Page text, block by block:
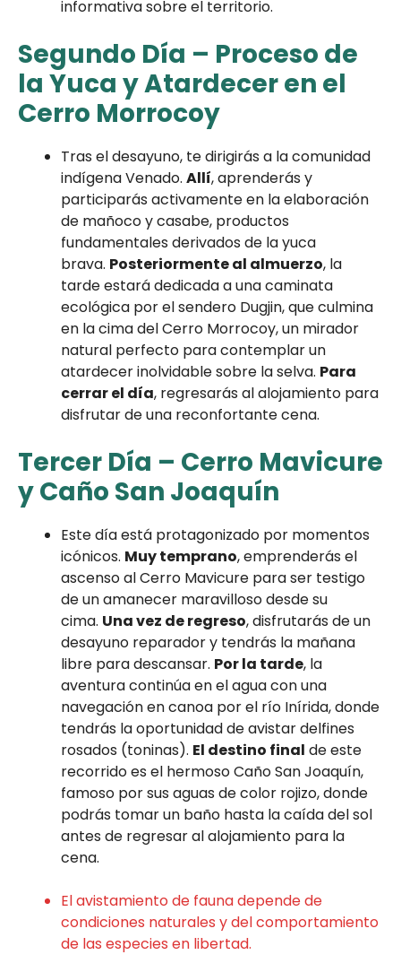
informativa sobre el territorio.
Segundo Día – Proceso de
la Yuca y Atardecer en el
Cerro Morrocoy
Tras el desayuno, te dirigirás a la comunidad
indígena Venado. Allí, aprenderás y
participarás activamente en la elaboración
de mañoco y casabe, productos
fundamentales derivados de la yuca
brava. Posteriormente al almuerzo, la
tarde estará dedicada a una caminata
ecológica por el sendero Dugjin, que culmina
en la cima del Cerro Morrocoy, un mirador
natural perfecto para contemplar un
atardecer inolvidable sobre la selva. Para
cerrar el día, regresarás al alojamiento para
disfrutar de una reconfortante cena.
Tercer Día – Cerro Mavicure
y Caño San Joaquín
Este día está protagonizado por momentos
icónicos. Muy temprano, emprenderás el
ascenso al Cerro Mavicure para ser testigo
de un amanecer maravilloso desde su
cima. Una vez de regreso, disfrutarás de un
desayuno reparador y tendrás la mañana
libre para descansar. Por la tarde, la
aventura continúa en el agua con una
navegación en canoa por el río Inírida, donde
tendrás la oportunidad de avistar delfines
rosados (toninas). El destino final de este
recorrido es el hermoso Caño San Joaquín,
famoso por sus aguas de color rojizo, donde
podrás tomar un baño hasta la caída del sol
antes de regresar al alojamiento para la
cena.
El avistamiento de fauna depende de
condiciones naturales y del comportamiento
de las especies en libertad.